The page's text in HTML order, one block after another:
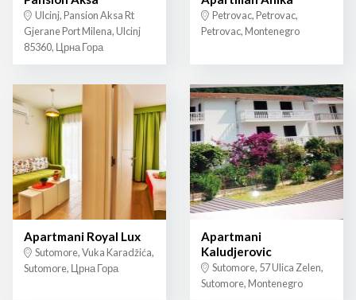
Ulcinj, Pansion Aksa Rt
Gjerane Port Milena, Ulcinj
85360, Црна Гора
Petrovac, Petrovac,
Petrovac, Montenegro
Apartmani Royal Lux
Sutomore, Vuka Karadžića,
Sutomore, Црна Гора
Apartmani
Kaludjerovic
Sutomore, 57 Ulica Zelen,
Sutomore, Montenegro